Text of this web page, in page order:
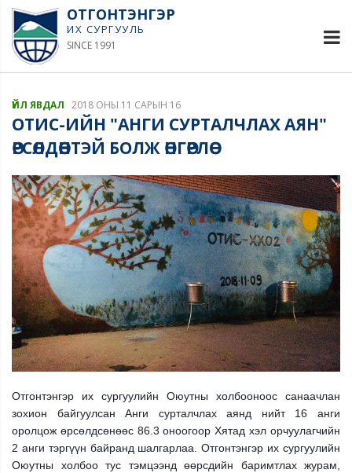
ОТГОНТЭНГЭР
ИХ СУРГУУЛЬ
SINCE 1991
ҮЙЛ ЯВДАЛ 2018 ОНЫ 11 САРЫН 16
ОТИС-ИЙН "АНГИ СУРТАЛЧЛАХ АЯН"
ӨРСӨЛДӨӨНТЭЙ БОЛЖ ӨНГӨРЛӨӨ
Отгонтэнгэр их сургуулийн Оюутны холбооноос санаачлан
зохион байгуулсан Анги сурталчлах аянд нийт 16 анги
оролцож өрсөлдсөнөөс 86.3 оноогоор Хятад хэл орчуулагчийн
2 анги тэргүүн байранд шалгарлаа. Отгонтэнгэр их сургуулийн
Оюутны холбоо тус тэмцээнд өөрсдийн баримтлах журам,